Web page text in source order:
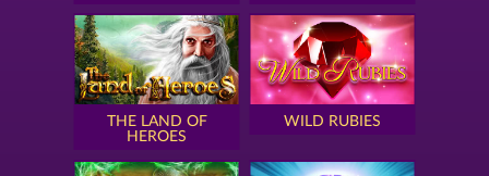
THE LAND OF
HEROES
WILD RUBIES